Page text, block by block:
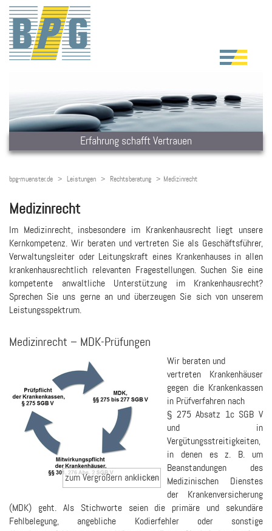
Erfahrung schafft Vertrauen
bpg-muenster.de Leistungen Rechtsberatung Medizinrecht
Medizinrecht
Im Medizinrecht, insbesondere im Krankenhausrecht liegt unsere
Kernkompetenz. Wir beraten und vertreten Sie als Geschäftsführer,
Verwaltungsleiter oder Leitungskraft eines Krankenhauses in allen
krankenhausrechtlich relevanten Fragestellungen. Suchen Sie eine
kompetente anwaltliche Unterstützung im Krankenhausrecht?
Sprechen Sie uns gerne an und überzeugen Sie sich von unserem
Leistungsspektrum.
Medizinrecht – MDK-Prüfungen
Wir beraten und
vertreten Krankenhäuser
gegen die Krankenkassen
in Prüfverfahren nach
§ 275 Absatz 1c SGB V
und in
Vergütungsstreitigkeiten,
in denen es z. B. um
Beanstandungen des
Medizinischen Dienstes
der Krankenversicherung
(MDK) geht. Als Stichworte seien die primäre und sekundäre
Fehlbelegung, angebliche Kodierfehler oder sonstige